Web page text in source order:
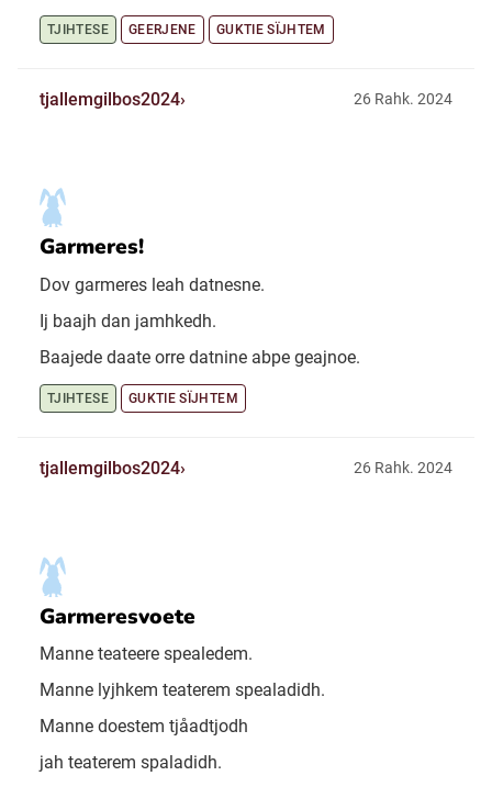
TJIHTESE GEERJENE GUKTIE SÏJHTEM
tjallemgilbos2024 26 Rahk. 2024
Garmeres!
Dov garmeres leah datnesne.
Ij baajh dan jamhkedh.
Baajede daate orre datnine abpe geajnoe.
TJIHTESE GUKTIE SÏJHTEM
tjallemgilbos2024 26 Rahk. 2024
Garmeresvoete
Manne teateere spealedem.
Manne lyjhkem teaterem spealadidh.
Manne doestem tjåadtjodh
jah teaterem spaladidh.